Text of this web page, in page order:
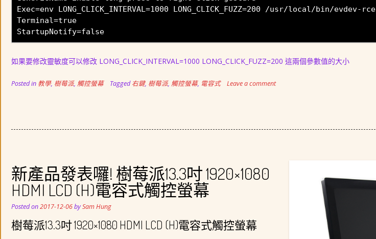
Exec=env LONG_CLICK_INTERVAL=1000 LONG_CLICK_FUZZ=200 /usr/local/bin/evdev-rce
Terminal=true
StartupNotify=false
如果要修改靈敏度可以修改 LONG_CLICK_INTERVAL=1000 LONG_CLICK_FUZZ=200 這兩個參數值的大小
Posted in 教學, 樹莓派, 觸控螢幕 Tagged右鍵, 樹莓派, 觸控螢幕, 電容式 Leave a comment
新產品發表囉! 樹莓派13.3吋 1920×1080
HDMI LCD (H)電容式觸控螢幕
Posted on2017-12-06bySam Hung
樹莓派13.3吋 1920×1080 HDMI LCD (H)電容式觸控螢幕